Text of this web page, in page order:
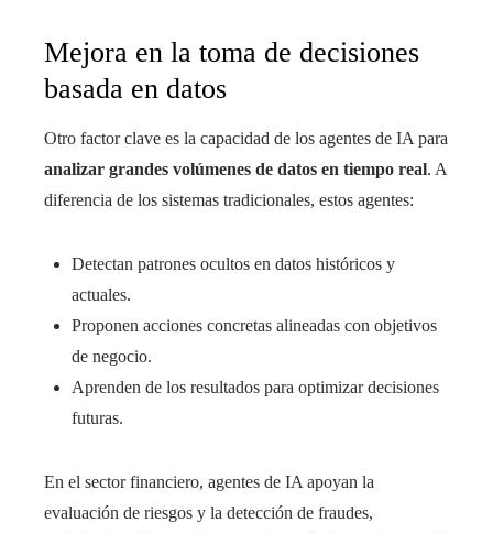
Mejora en la toma de decisiones
basada en datos
Otro factor clave es la capacidad de los agentes de IA para
analizar grandes volúmenes de datos en tiempo real. A
diferencia de los sistemas tradicionales, estos agentes:
Detectan patrones ocultos en datos históricos y
actuales.
Proponen acciones concretas alineadas con objetivos
de negocio.
Aprenden de los resultados para optimizar decisiones
futuras.
En el sector financiero, agentes de IA apoyan la
evaluación de riesgos y la detección de fraudes,